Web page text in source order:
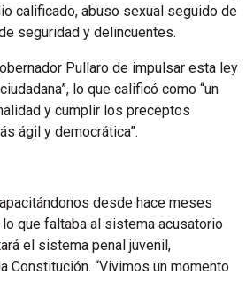
calificado, abuso sexual seguido de
seguridad y delincuentes.
Pullaro de impulsar esta ley
lo que calificó como “un
y cumplir los preceptos
ágil y democrática”.
desde hace meses
que faltaba al sistema acusatorio
el sistema penal juvenil,
“Vivimos un momento